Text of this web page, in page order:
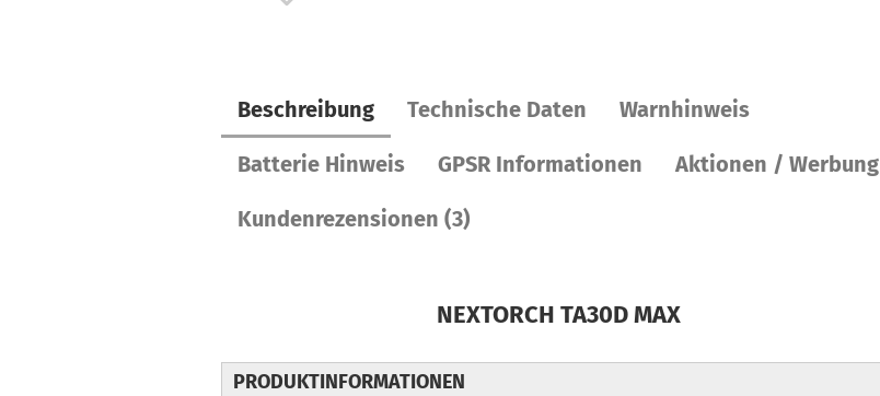
Beschreibung Technische Daten Warnhinweis
Batterie Hinweis GPSR Informationen Aktionen / Werbung
Kundenrezensionen (3)
NEXTORCH TA30D MAX
PRODUKTINFORMATIONEN